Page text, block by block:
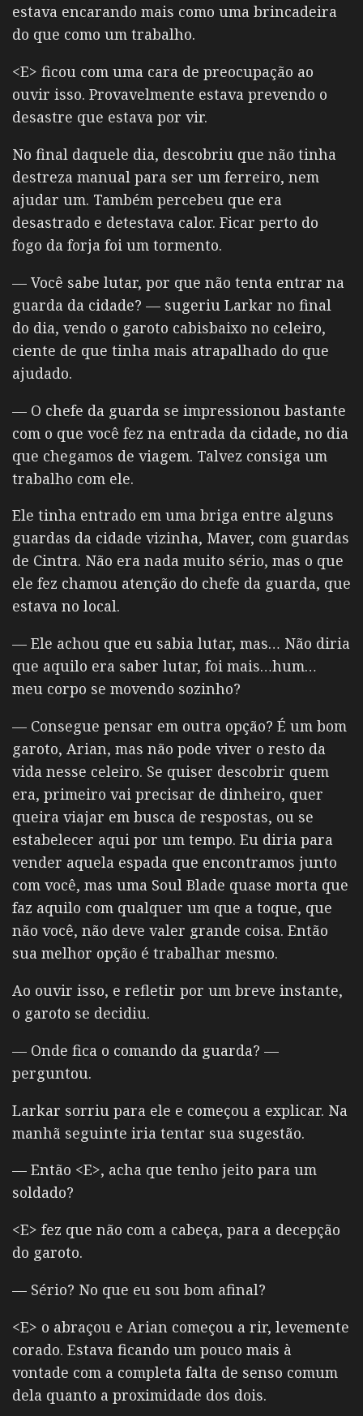
estava encarando mais como uma brincadeira
do que como um trabalho.
<E> ficou com uma cara de preocupação ao
ouvir isso. Provavelmente estava prevendo o
desastre que estava por vir.
No final daquele dia, descobriu que não tinha
destreza manual para ser um ferreiro, nem
ajudar um. Também percebeu que era
desastrado e detestava calor. Ficar perto do
fogo da forja foi um tormento.
— Você sabe lutar, por que não tenta entrar na
guarda da cidade? — sugeriu Larkar no final
do dia, vendo o garoto cabisbaixo no celeiro,
ciente de que tinha mais atrapalhado do que
ajudado.
— O chefe da guarda se impressionou bastante
com o que você fez na entrada da cidade, no dia
que chegamos de viagem. Talvez consiga um
trabalho com ele.
Ele tinha entrado em uma briga entre alguns
guardas da cidade vizinha, Maver, com guardas
de Cintra. Não era nada muito sério, mas o que
ele fez chamou atenção do chefe da guarda, que
estava no local.
— Ele achou que eu sabia lutar, mas… Não diria
que aquilo era saber lutar, foi mais…hum…
meu corpo se movendo sozinho?
— Consegue pensar em outra opção? É um bom
garoto, Arian, mas não pode viver o resto da
vida nesse celeiro. Se quiser descobrir quem
era, primeiro vai precisar de dinheiro, quer
queira viajar em busca de respostas, ou se
estabelecer aqui por um tempo. Eu diria para
vender aquela espada que encontramos junto
com você, mas uma Soul Blade quase morta que
faz aquilo com qualquer um que a toque, que
não você, não deve valer grande coisa. Então
sua melhor opção é trabalhar mesmo.
Ao ouvir isso, e refletir por um breve instante,
o garoto se decidiu.
— Onde fica o comando da guarda? —
perguntou.
Larkar sorriu para ele e começou a explicar. Na
manhã seguinte iria tentar sua sugestão.
— Então <E>, acha que tenho jeito para um
soldado?
<E> fez que não com a cabeça, para a decepção
do garoto.
— Sério? No que eu sou bom afinal?
<E> o abraçou e Arian começou a rir, levemente
corado. Estava ficando um pouco mais à
vontade com a completa falta de senso comum
dela quanto a proximidade dos dois.